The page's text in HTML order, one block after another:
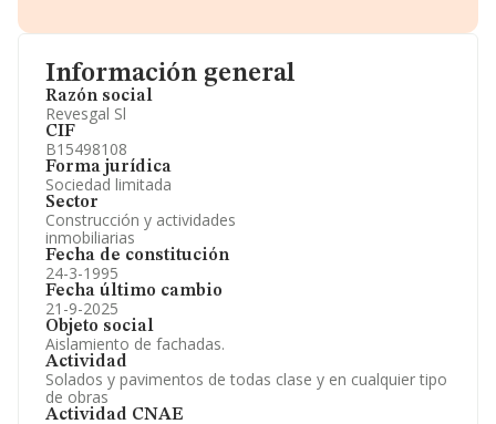
Información general
Razón social
Revesgal Sl
CIF
B15498108
Forma jurídica
Sociedad limitada
Sector
Construcción y actividades
inmobiliarias
Fecha de constitución
24-3-1995
Fecha último cambio
21-9-2025
Objeto social
Aislamiento de fachadas.
Actividad
Solados y pavimentos de todas clase y en cualquier tipo
de obras
Actividad CNAE
Información oficial y registral complementaria.